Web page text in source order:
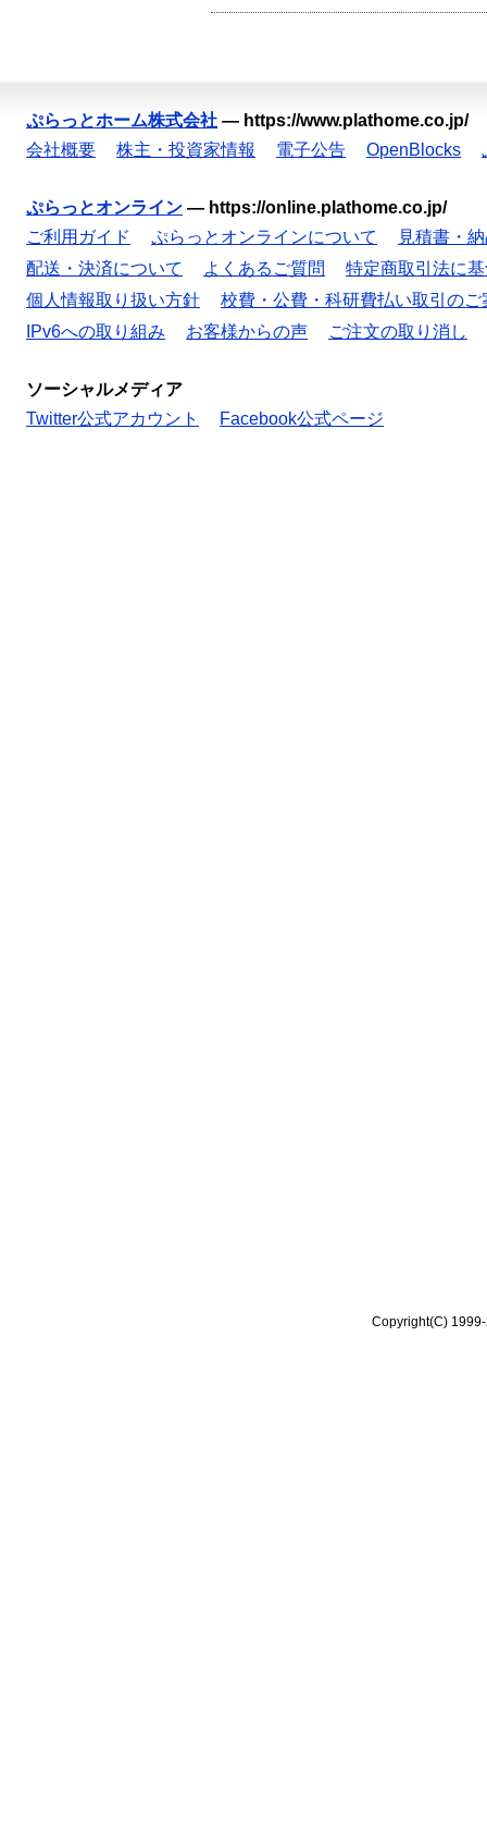
ぷらっとホーム株式会社 — https://www.plathome.co.jp/
会社概要
株主・投資家情報 電子公告 OpenBlocks
ぷらっとオンライン — https://online.plathome.co.jp/
ご利用ガイド
ぷらっとオンラインについて
見積書・
配送・決済について
よくあるご質問
特定商取引法に
個人情報取り扱い方針
校費・公費・科研費払い取引のご
IPv6への取り組み
お客様からの声 ご注文の取り消し
ソーシャルメディア
Twitter公式アカウント
Facebook公式ページ
Copyright(C)